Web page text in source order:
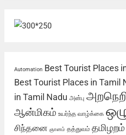
Automation Best Tourist Places
Best Tourist Places in Tamil
in Tamil Nadu அன்பு
ஆன்மிகம் உயர்ந்த வாழ்க்கை
சிந்தனை ஞானம் தத்துவம் தமிழறம்